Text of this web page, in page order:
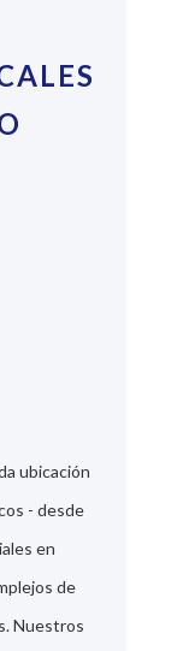
ubicación
- desde
en
de
Nuestros